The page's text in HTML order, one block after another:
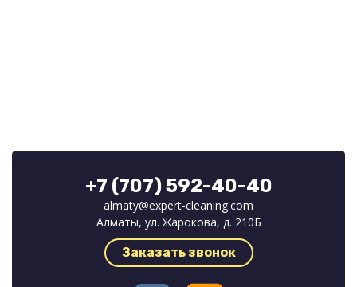
+7 (707) 592-40-40
almaty@expert-cleaning.com
Алматы, ул. Жарокова, д. 210Б
Заказать звонок